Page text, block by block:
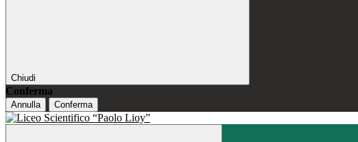
Chiudi
Conferma
Annulla Conferma